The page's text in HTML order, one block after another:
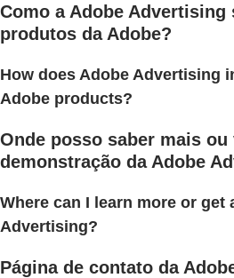
Como a Adobe
produtos da Adobe?
How does Adobe Advertising
Adobe products?
Onde posso saber mais ou
demonstração da Adobe
Where can I learn more or get
Advertising?
Página de contato da